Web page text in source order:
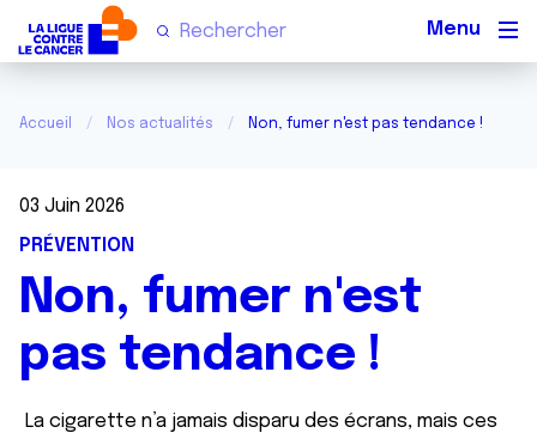
Accueil Nos actualités Non, fumer n'est pas tendance !
03 Juin 2026
PRÉVENTION
Non, fumer n'est
pas tendance !
La cigarette n’a jamais disparu des écrans, mais ces